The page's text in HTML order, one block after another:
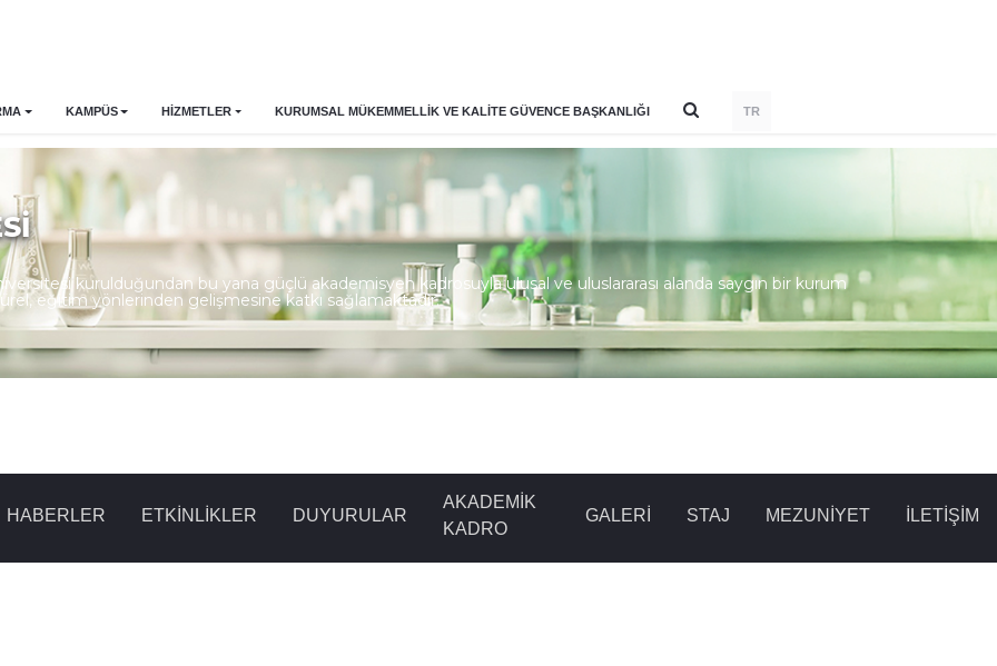
KAMPÜS HİZMETLER KURUMSAL MÜKEMMELLIK VE KALITE GÜVENCE BAŞKANLIĞI TR
kurulduğundan bu yana güçlü akademisyen kadrosuyla ulusal ve uluslararası alanda saygın bir kurum
eğitim yönlerinden gelişmesine katkı sağlamaktadır.
HABERLER ETKINLIKLER DUYURULAR
AKADEMİK
KADRO
GALERİ STAJ MEZUNİYET İLETİŞİM